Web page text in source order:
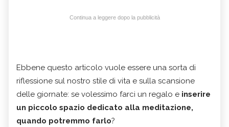
Continua a leggere dopo la pubblicità
Ebbene questo articolo vuole essere una sorta di
riflessione sul nostro stile di vita e sulla scansione
delle giornate: se volessimo farci un regalo e inserire
un piccolo spazio dedicato alla meditazione,
quando potremmo farlo?